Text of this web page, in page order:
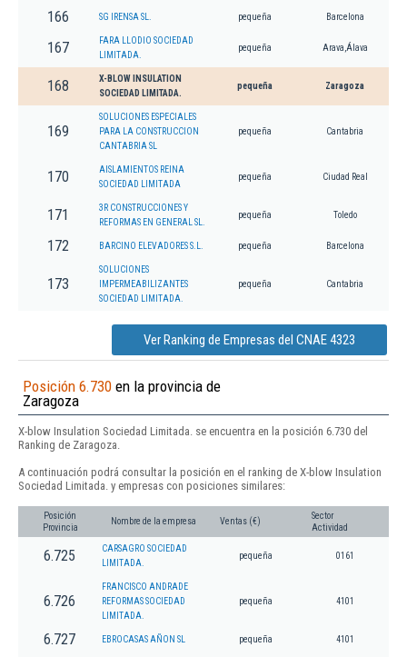
166 SG IRENSA SL. pequeña Barcelona
167
FARA LLODIO SOCIEDAD
LIMITADA.
pequeña Arava,Álava
168
X-BLOW INSULATION
SOCIEDAD LIMITADA.
pequeña Zaragoza
169
SOLUCIONES ESPECIALES
PARA LA CONSTRUCCION
CANTABRIA SL
pequeña Cantabria
170
AISLAMIENTOS REINA
SOCIEDAD LIMITADA
pequeña Ciudad Real
171
3R CONSTRUCCIONES Y
REFORMAS EN GENERAL SL.
pequeña Toledo
172 BARCINO ELEVADORES S.L. pequeña Barcelona
173
SOLUCIONES
IMPERMEABILIZANTES
SOCIEDAD LIMITADA.
pequeña Cantabria
Ver Ranking de Empresas del CNAE 4323
Posición 6.730 en la provincia de
Zaragoza
X-blow Insulation Sociedad Limitada. se encuentra en la posición 6.730 del
Ranking de Zaragoza.
A continuación podrá consultar la posición en el ranking de X-blow Insulation
Sociedad Limitada. y empresas con posiciones similares:
Posición
Provincia
Nombre de la empresa Ventas (€)
Sector
Actividad
6.725
CARSAGRO SOCIEDAD
LIMITADA.
pequeña 0161
6.726
FRANCISCO ANDRADE
REFORMAS SOCIEDAD
LIMITADA.
pequeña 4101
6.727 EBROCASAS AÑON SL pequeña 4101